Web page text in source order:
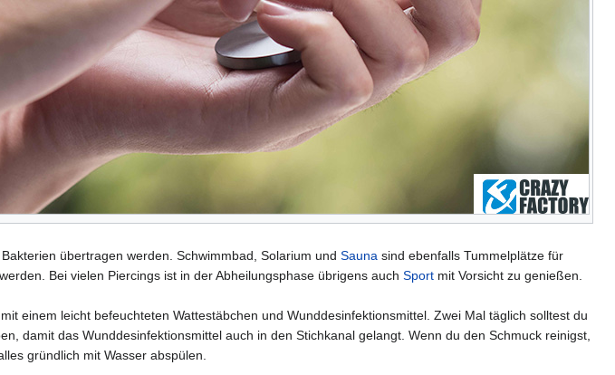
übertragen werden. Schwimmbad, Solarium und Sauna sind ebenfalls Tummelplätze für
Bei vielen Piercings ist in der Abheilungsphase übrigens auch Sport mit Vorsicht zu genießen.
einem leicht befeuchteten Wattestäbchen und Wunddesinfektionsmittel. Zwei Mal täglich solltest du
damit das Wunddesinfektionsmittel auch in den Stichkanal gelangt. Wenn du den Schmuck reinigst,
gründlich mit Wasser abspülen.